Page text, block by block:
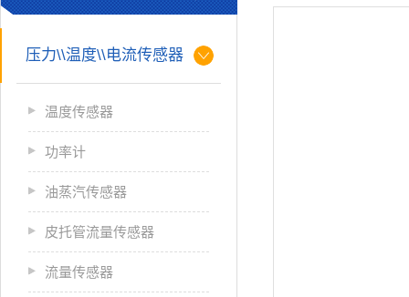
压力\\温度\\电流传感器
温度传感器
功率计
油蒸汽传感器
皮托管流量传感器
流量传感器